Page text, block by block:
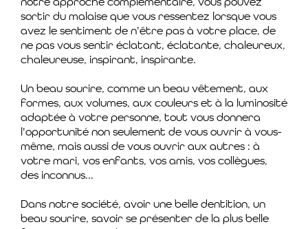
notre approche complémentaire, vous pouvez
sortir du malaise que vous ressentez lorsque vous
avez le sentiment de n'être pas à votre place, de
ne pas vous sentir éclatant, éclatante, chaleureux,
chaleureuse, inspirant, inspirante.
Un beau sourire, comme un beau vêtement, aux
formes, aux volumes, aux couleurs et à la luminosité
adaptée à votre personne, tout vous donnera
l'opportunité non seulement de vous ouvrir à vous-
même, mais aussi de vous ouvrir aux autres : à
votre mari, vos enfants, vos amis, vos collègues,
des inconnus...
Dans notre société, avoir une belle dentition, un
beau sourire, savoir se présenter de la plus belle